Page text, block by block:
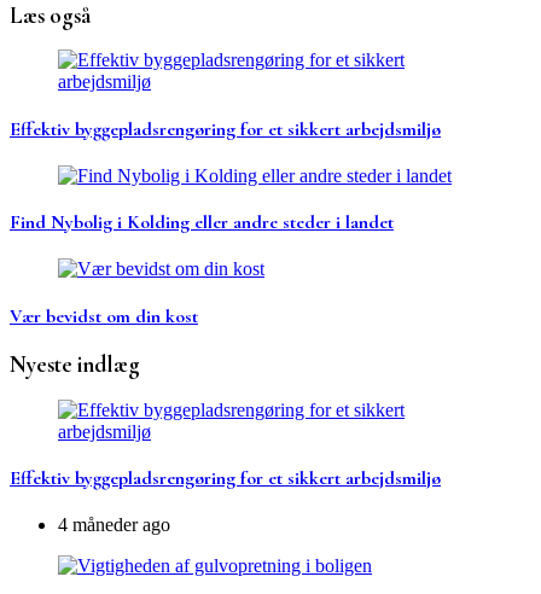
Læs også
Effektiv byggepladsrengøring for et sikkert arbejdsmiljø
Find Nybolig i Kolding eller andre steder i landet
Vær bevidst om din kost
Nyeste indlæg
Effektiv byggepladsrengøring for et sikkert arbejdsmiljø
4 måneder ago